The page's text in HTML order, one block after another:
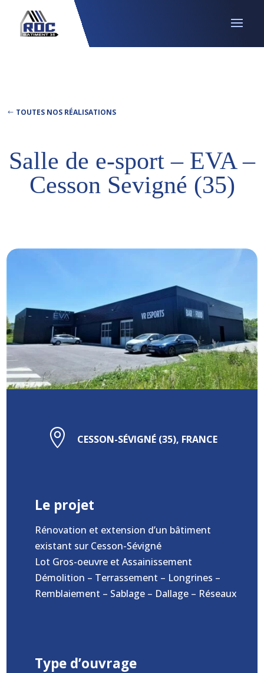
TOUTES NOS RÉALISATIONS
Salle de e-sport – EVA –
Cesson Sevigné (35)
 CESSON-SÉVIGNÉ (35), FRANCE
Le projet
Rénovation et extension d’un bâtiment
existant sur Cesson-Sévigné
Lot Gros-oeuvre et Assainissement
Démolition – Terrassement – Longrines –
Remblaiement – Sablage – Dallage – Réseaux
Type d’ouvrage